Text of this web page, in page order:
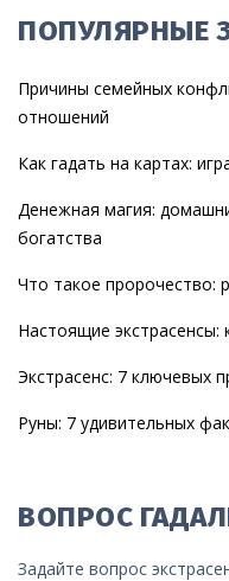
ПОПУЛЯРНЫЕ
Причины семейных
отношений
Как гадать на картах:
Денежная магия:
богатства
Что такое пророчество:
Настоящие экстрасенсы:
Экстрасенс: 7 ключевых
Руны: 7 удивительных
ВОПРОС
Задайте вопрос